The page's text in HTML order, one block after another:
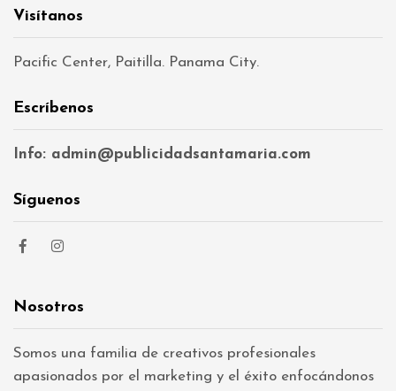
Visítanos
Pacific Center, Paitilla. Panama City.
Escríbenos
Info: admin@publicidadsantamaria.com
Síguenos
Nosotros
Somos una familia de creativos profesionales
apasionados por el marketing y el éxito enfocándonos